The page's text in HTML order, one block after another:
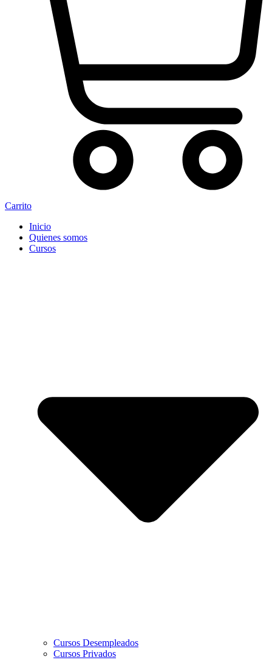
Carrito
Inicio
Quienes somos
Cursos
Cursos Desempleados
Cursos Privados